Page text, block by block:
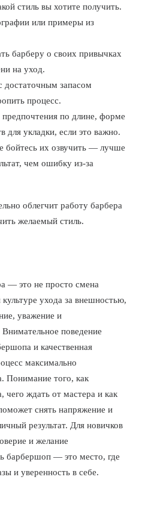
стиль вы хотите получить.
или примеры из
барберу о своих привычках
на уход.
достаточным запасом
процесс.
предпочтения по длине, форме
для укладки, если это важно.
бойтесь их озвучить — лучше
чем ошибку из-за
облегчит работу барбера
желаемый стиль.
— это не просто смена
ухода за внешностью,
уважение и
поведение
и качественная
максимально
Понимание того, как
чего ждать от мастера и как
снять напряжение и
результат. Для новичков
и желание
барбершоп — это место, где
и уверенность в себе.